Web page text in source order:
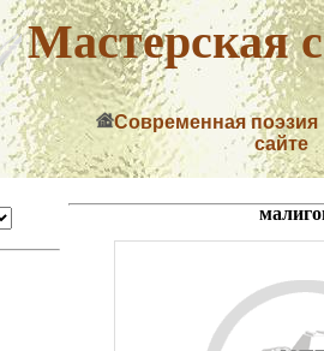
Мастерская
Современная поэзия
сайте